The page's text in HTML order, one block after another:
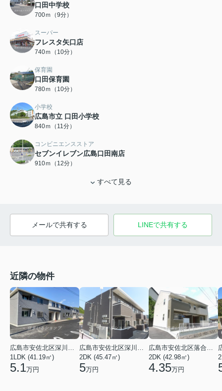
口田中学校
700ｍ（9分）
スーパー
フレスタ矢口店
740ｍ（10分）
保育園
口田保育園
780ｍ（10分）
小学校
広島市立 口田小学校
840ｍ（11分）
コンビニエンスストア
セブンイレブン広島口田南店
910ｍ（12分）
すべて見る
メールで共有する LINEで共有する
近隣の物件
広島市安佐北区深川５丁目
1LDK (41.19㎡)
5.1万円
広島市安佐北区深川５丁目
2DK (45.47㎡)
5万円
広島市安佐北区落合南９丁目
2DK (42.98㎡)
4.35万円